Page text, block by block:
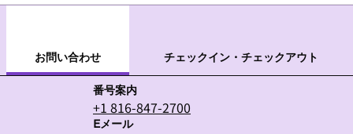
お問い合わせ
チェックイン・チェックアウト
番号案内
電話
+1 816-847-2700
Eメール
Eメール